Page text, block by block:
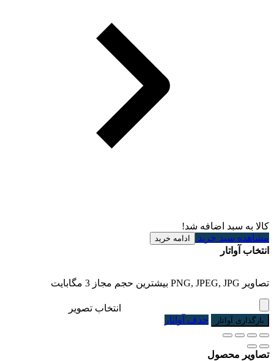
کالا به سبد اضافه شد!
مشاهده سبد خرید
ادامه خرید
انتخاب آواتار
تصاویر PNG, JPEG, JPG بیشترین حجم مجاز 3 مگابایت
انتخاب تصویر
بارگذاری آواتار حذف آواتار
تصاویر محصول